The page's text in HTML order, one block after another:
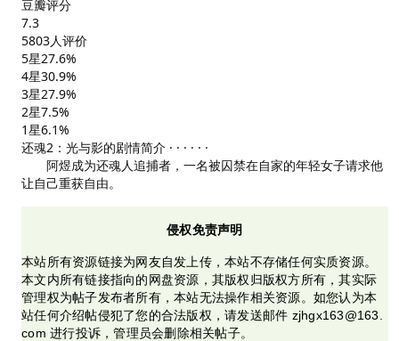
豆瓣评分
7.3
5803人评价
5星27.6%
4星30.9%
3星27.9%
2星7.5%
1星6.1%
还魂2：光与影的剧情简介 · · · · · ·
阿煜成为还魂人追捕者，一名被囚禁在自家的年轻女子请求他
让自己重获自由。
侵权免责声明
本站所有资源链接为网友自发上传，本站不存储任何实质资源。
本文内所有链接指向的网盘资源，其版权归版权方所有，其实际
管理权为帖子发布者所有，本站无法操作相关资源。如您认为本
站任何介绍帖侵犯了您的合法版权，请发送邮件 zjhgx163@163.
com 进行投诉，管理员会删除相关帖子。